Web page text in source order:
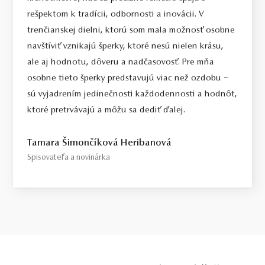
Select / náš tip
kvalitu za férovú cenu. Jedná sa o diamant bez akýchkoľvek
viditeľných kompromisov, starostlivo vybraný priamo na diamantovej
burze v Antverpách. Čistota SI1, farba H, výbrus Excellent,
fluorescencia Medium.
Top / vysoká kvalita
tých, ktorí chcú to najlepšie, bez kompromisov.
Certifikácia diamantov
rešpektom k tradícii, odbornosti a inovácii. V
trenčianskej dielni, ktorú som mala možnosť osobne
navštíviť vznikajú šperky, ktoré nesú nielen krásu,
ale aj hodnotu, dôveru a nadčasovosť. Pre mňa
osobne tieto šperky predstavujú viac než ozdobu –
sú vyjadrením jedinečnosti každodennosti a hodnôt,
ktoré pretrvávajú a môžu sa dediť ďalej.
Tamara Šimončíková Heribanová
Spisovateľa a novinárka